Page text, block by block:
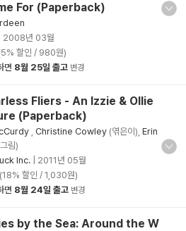
For (Paperback)
2008년 03월
할인 / 980원)
면 8월 25일 출고 변경
Fliers - An Izzie & Ollie
(Paperback)
Christine Cowley (엮은이), Erin
림)
Inc.
2011년 05월
할인 / 1,030원)
면 8월 24일 출고 변경
by the Sea: Around the W